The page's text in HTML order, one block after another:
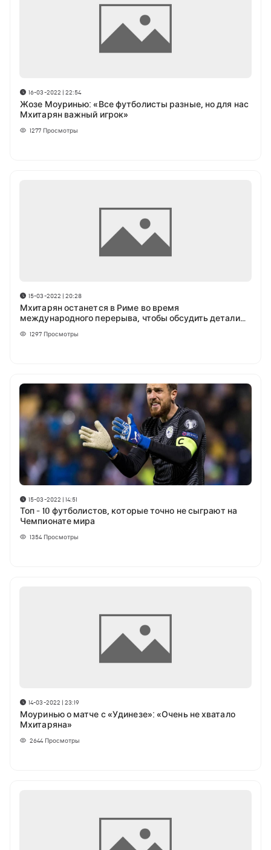
16-03-2022 | 22:54
Жозе Моуринью: «Все футболисты разные, но для нас
Мхитарян важный игрок»
1277 Просмотры
15-03-2022 | 20:28
Мхитарян останется в Риме во время
международного перерыва, чтобы обсудить детали
1297 Просмотры
15-03-2022 | 14:51
Топ - 10 футболистов, которые точно не сыграют на
Чемпионате мира
1354 Просмотры
14-03-2022 | 23:19
Моуринью о матче с «Удинезе»: «Очень не хватало
Мхитаряна»
2644 Просмотры